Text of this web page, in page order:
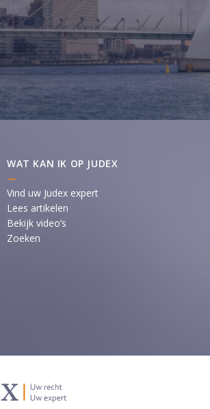
WAT KAN IK OP JUDEX
Vind uw Judex expert
Lees artikelen
Bekijk video’s
Zoeken